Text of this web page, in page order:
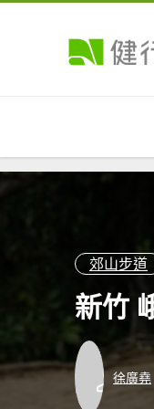
郊山步道
新竹
徐廣堯